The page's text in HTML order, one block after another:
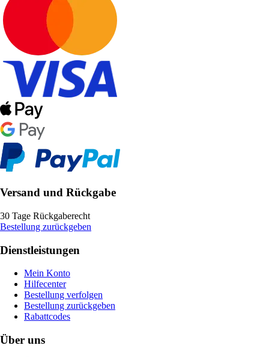
Versand und Rückgabe
30 Tage Rückgaberecht
Bestellung zurückgeben
Dienstleistungen
Mein Konto
Hilfecenter
Bestellung verfolgen
Bestellung zurückgeben
Rabattcodes
Über uns